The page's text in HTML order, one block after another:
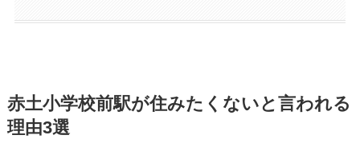
赤土小学校前駅が住みたくないと言われる
理由3選